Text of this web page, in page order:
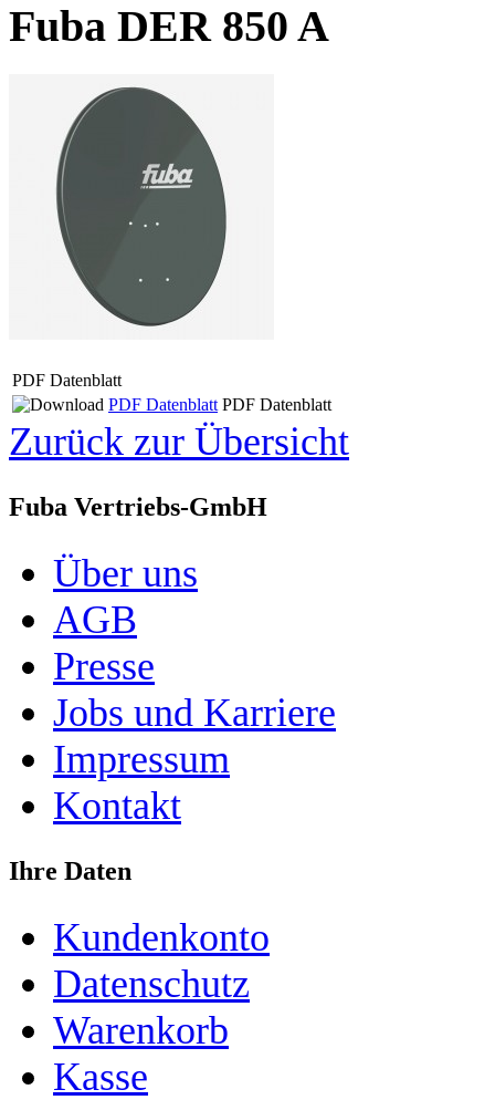
Fuba DER 850 A
PDF Datenblatt
PDF Datenblatt PDF Datenblatt
Zurück zur Übersicht
Fuba Vertriebs-GmbH
Über uns
AGB
Presse
Jobs und Karriere
Impressum
Kontakt
Ihre Daten
Kundenkonto
Datenschutz
Warenkorb
Kasse